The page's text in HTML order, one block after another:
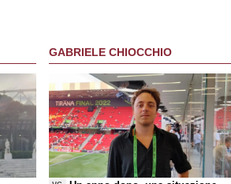
GABRIELE CHIOCCHIO